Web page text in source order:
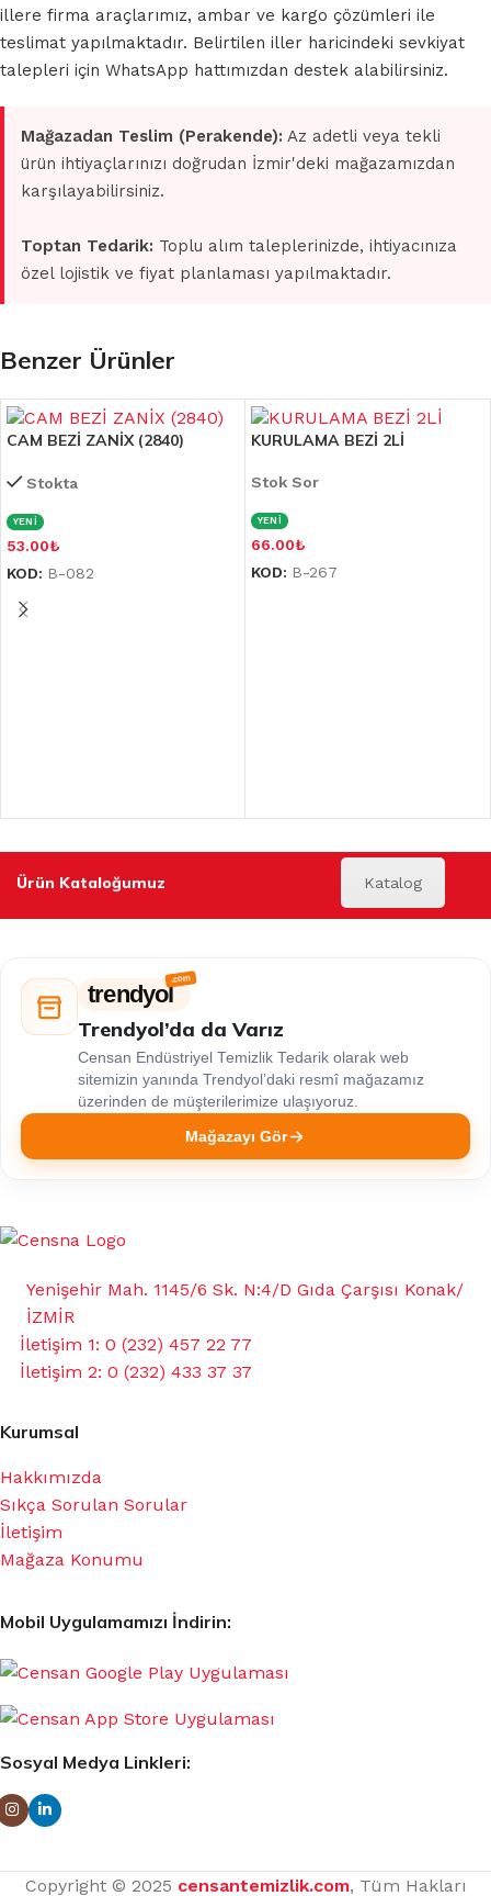
illere firma araçlarımız, ambar ve kargo çözümleri ile
teslimat yapılmaktadır. Belirtilen iller haricindeki sevkiyat
talepleri için WhatsApp hattımızdan destek alabilirsiniz.
Mağazadan Teslim (Perakende): Az adetli veya tekli
ürün ihtiyaçlarınızı doğrudan İzmir'deki mağazamızdan
karşılayabilirsiniz.
Toptan Tedarik: Toplu alım taleplerinizde, ihtiyacınıza
özel lojistik ve fiyat planlaması yapılmaktadır.
Benzer Ürünler
CAM BEZİ ZANİX (2840)
Stokta
YENİ
53.00₺
KOD: B-082
KURULAMA BEZİ 2Lİ
Stok Sor
YENİ
66.00₺
KOD: B-267
Ürün Kataloğumuz Katalog
trendyol
Trendyol’da da Varız
Censan Endüstriyel Temizlik Tedarik olarak web
sitemizin yanında Trendyol’daki resmî mağazamız
üzerinden de müşterilerimize ulaşıyoruz.
Mağazayı Gör
Yenişehir Mah. 1145/6 Sk. N:4/D Gıda Çarşısı Konak/
İZMİR
İletişim 1: 0 (232) 457 22 77
İletişim 2: 0 (232) 433 37 37
Kurumsal
Hakkımızda
Sıkça Sorulan Sorular
İletişim
Mağaza Konumu
Mobil Uygulamamızı İndirin:
Sosyal Medya Linkleri:
Copyright © 2025 censantemizlik.com, Tüm Hakları